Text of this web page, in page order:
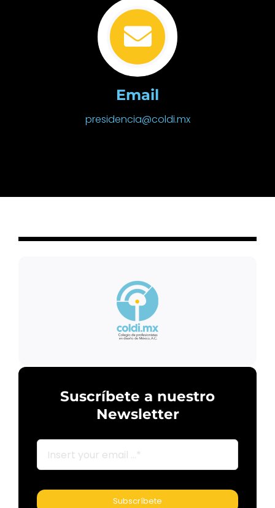
Email
presidencia@coldi.mx
Suscríbete a nuestro
Newsletter
Subscríbete